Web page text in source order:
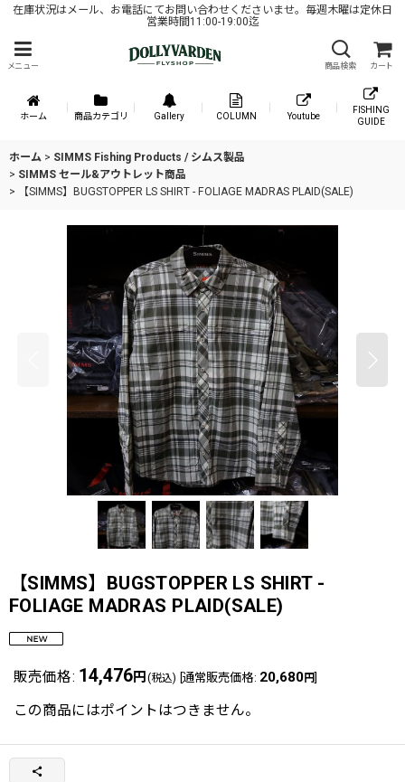
在庫状況はメール、お電話にてお問い合わせくださいませ。毎週木曜は定休日
営業時間11:00-19:00迄
メニュー 商品検索 カート
ホーム 商品カテゴリ Gallery COLUMN Youtube
FISHING
GUIDE
ホーム > SIMMS Fishing Products / シムス製品
> SIMMS セール&アウトレット商品
>
【SIMMS】BUGSTOPPER LS SHIRT - FOLIAGE MADRAS PLAID(SALE)
【SIMMS】BUGSTOPPER LS SHIRT -
FOLIAGE MADRAS PLAID(SALE)
販売価格: 14,476円 (税込) 通常販売価格: 20,680円
この商品にはポイントはつきません。